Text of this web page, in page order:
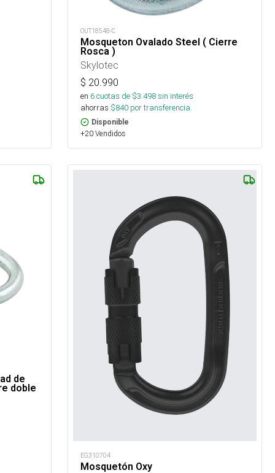
OUT18548-C
Mosqueton Ovalado Steel ( Cierre
Rosca )
Skylotec
$ 20.990
en 6cuotas de $3.498sin interés
ahorras $840 por transferencia.
Disponible
+20 Vendidos
de
doble
EG310704
Mosquetón Oxy